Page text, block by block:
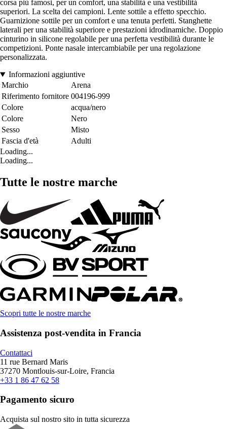
corsa più famosi, per un comfort, una stabilità e una vestibilità
superiori. La scelta dei campioni. Lente sottile a effetto specchio.
Guarnizione sottile per un comfort e una tenuta perfetti. Stanghette
laterali per una stabilità superiore e prestazioni idrodinamiche. Doppio
cinturino in silicone regolabile per una perfetta vestibilità durante le
competizioni. Ponte nasale intercambiabile per una regolazione
personalizzata.
Informazioni aggiuntive
Marchio
Arena
Riferimento fornitore 004196-999
Colore
acqua/nero
Colore
Nero
Sesso
Misto
Fascia d'età
Adulti
Loading...
Loading...
Tutte le nostre marche
Scopri tutte le nostre marche
Assistenza post-vendita in Francia
Contattaci
11 rue Bernard Maris
37270 Montlouis-sur-Loire, Francia
+33 1 86 47 62 58
Pagamento sicuro
Acquista sul nostro sito in tutta sicurezza